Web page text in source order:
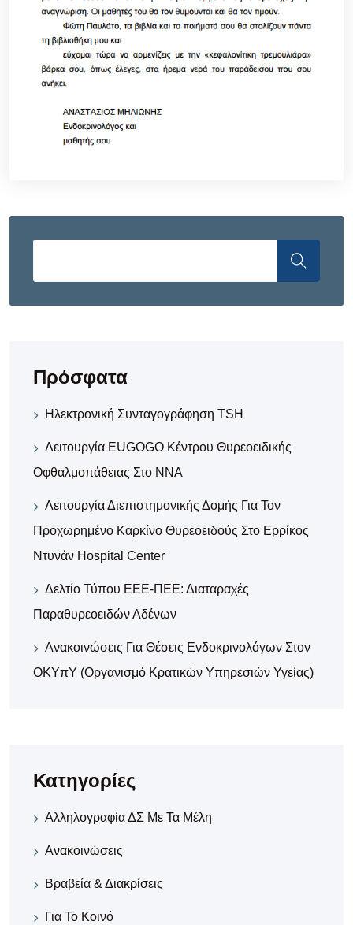
Πρόσφατα
Ηλεκτρονική Συνταγογράφηση TSH
Λειτουργία EUGOGO Κέντρου Θυρεοειδικής
Οφθαλμοπάθειας Στο ΝΝΑ
Λειτουργία Διεπιστημονικής Δομής Για Τον
Προχωρημένο Καρκίνο Θυρεοειδούς Στο Ερρίκος
Ντυνάν Hospital Center
Δελτίο Τύπου ΕΕΕ-ΠΕΕ: Διαταραχές
Παραθυρεοειδών Αδένων
Ανακοινώσεις Για Θέσεις Ενδοκρινολόγων Στον
ΟΚΥπΥ (Οργανισμό Κρατικών Υπηρεσιών Υγείας)
Κατηγορίες
Αλληλογραφία ΔΣ Με Τα Μέλη
Ανακοινώσεις
Βραβεία & Διακρίσεις
Για Το Κοινό